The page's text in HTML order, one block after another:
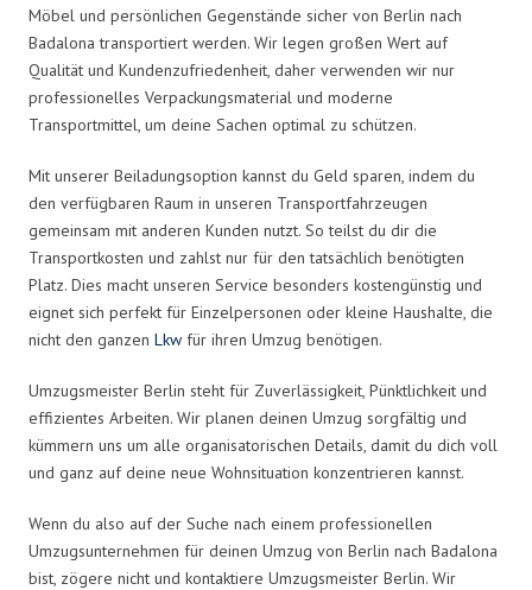
Möbel und persönlichen Gegenstände sicher von Berlin nach
Badalona transportiert werden. Wir legen großen Wert auf
Qualität und Kundenzufriedenheit, daher verwenden wir nur
professionelles Verpackungsmaterial und moderne
Transportmittel, um deine Sachen optimal zu schützen.
Mit unserer Beiladungsoption kannst du Geld sparen, indem du
den verfügbaren Raum in unseren Transportfahrzeugen
gemeinsam mit anderen Kunden nutzt. So teilst du dir die
Transportkosten und zahlst nur für den tatsächlich benötigten
Platz. Dies macht unseren Service besonders kostengünstig und
eignet sich perfekt für Einzelpersonen oder kleine Haushalte, die
nicht den ganzen Lkw für ihren Umzug benötigen.
Umzugsmeister Berlin steht für Zuverlässigkeit, Pünktlichkeit und
effizientes Arbeiten. Wir planen deinen Umzug sorgfältig und
kümmern uns um alle organisatorischen Details, damit du dich voll
und ganz auf deine neue Wohnsituation konzentrieren kannst.
Wenn du also auf der Suche nach einem professionellen
Umzugsunternehmen für deinen Umzug von Berlin nach Badalona
bist, zögere nicht und kontaktiere Umzugsmeister Berlin. Wir